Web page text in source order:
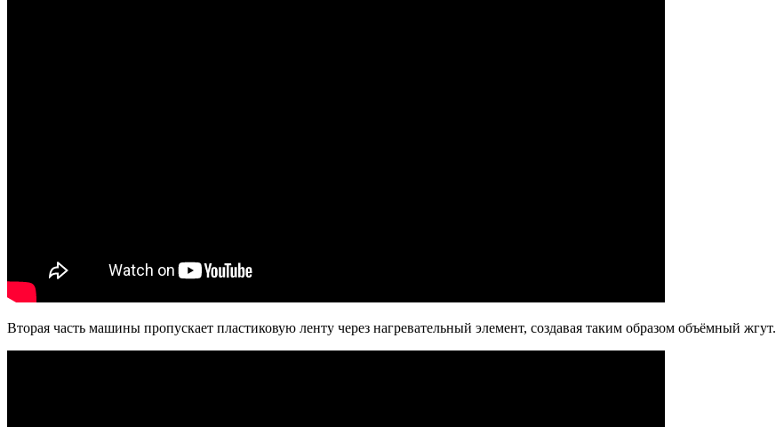
Вторая часть машины пропускает пластиковую ленту через нагревательный элемент, создавая таким образом объёмный жгут.